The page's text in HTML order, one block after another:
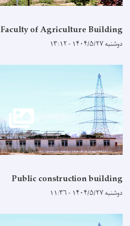
Faculty of Agriculture Building
دوشنبه ۱۴۰۴/۵/۲۷ - ۱۳:۱۲
Public construction building
دوشنبه ۱۴۰۴/۵/۲۷ - ۱۱:۳۶